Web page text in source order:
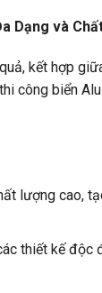
Dạng và
kết hợp
công biển
lượng cao,
thiết kế độc